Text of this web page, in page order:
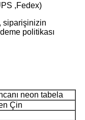
,Fedex)
siparişinizin
politikası
neon tabela
Çin